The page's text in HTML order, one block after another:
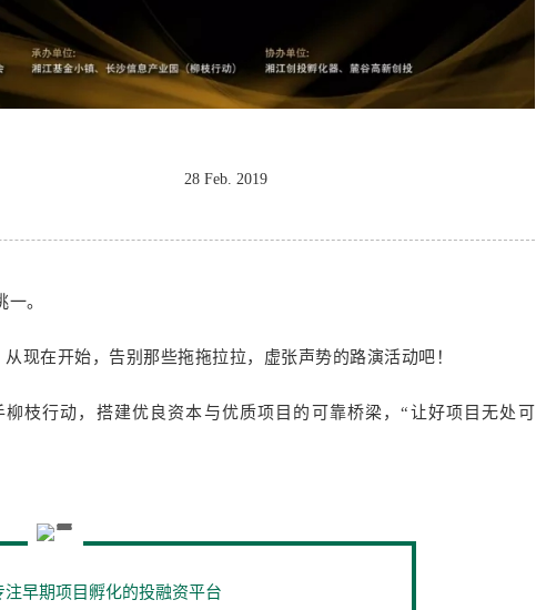
28 Feb. 2019
挑一。
现在开始，告别那些拖拖拉拉，虚张声势的路演活动吧！
枝行动，搭建优良资本与优质项目的可靠桥梁，“让好项目无处可
早期项目孵化的投融资平台